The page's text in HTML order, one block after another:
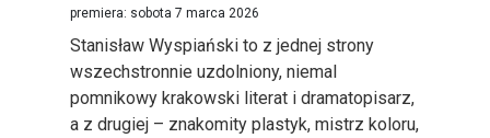
premiera: sobota 7 marca 2026
Stanisław Wyspiański to z jednej strony
wszechstronnie uzdolniony, niemal
pomnikowy krakowski literat i dramatopisarz,
a z drugiej – znakomity plastyk, mistrz koloru,